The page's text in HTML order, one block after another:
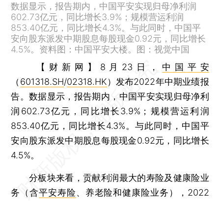
数据显示，报告期内，中国平安实现归母净利润
602.73亿元，同比增长3.9%；规模营运利润
853.40亿元，同比增长4.3%。与此同时，中国平
安向股东派发中期股息每股现金0.92元，同比增长
4.5%。资料图：中国平安大楼。图：视觉中国
【财新网】 8月23日， 中国平安
（ 601318.SH/02318.HK）发布2022年中期业绩报
告。数据显示，报告期内，中国平安实现归母净利
润602.73亿元，同比增长3.9%；规模营运利润
853.40亿元，同比增长4.3%。与此同时，中国平
安向股东派发中期股息每股现金0.92元，同比增长
4.5%。
分板块来看，贡献利润最大的寿险及健康险业
务（含平安寿险、养老险和健康险业务），2022